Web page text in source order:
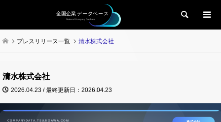
検索
プレスリリース一覧 清水株式会社
清水株式会社
2026.04.23 / 最終更新日：2026.04.23